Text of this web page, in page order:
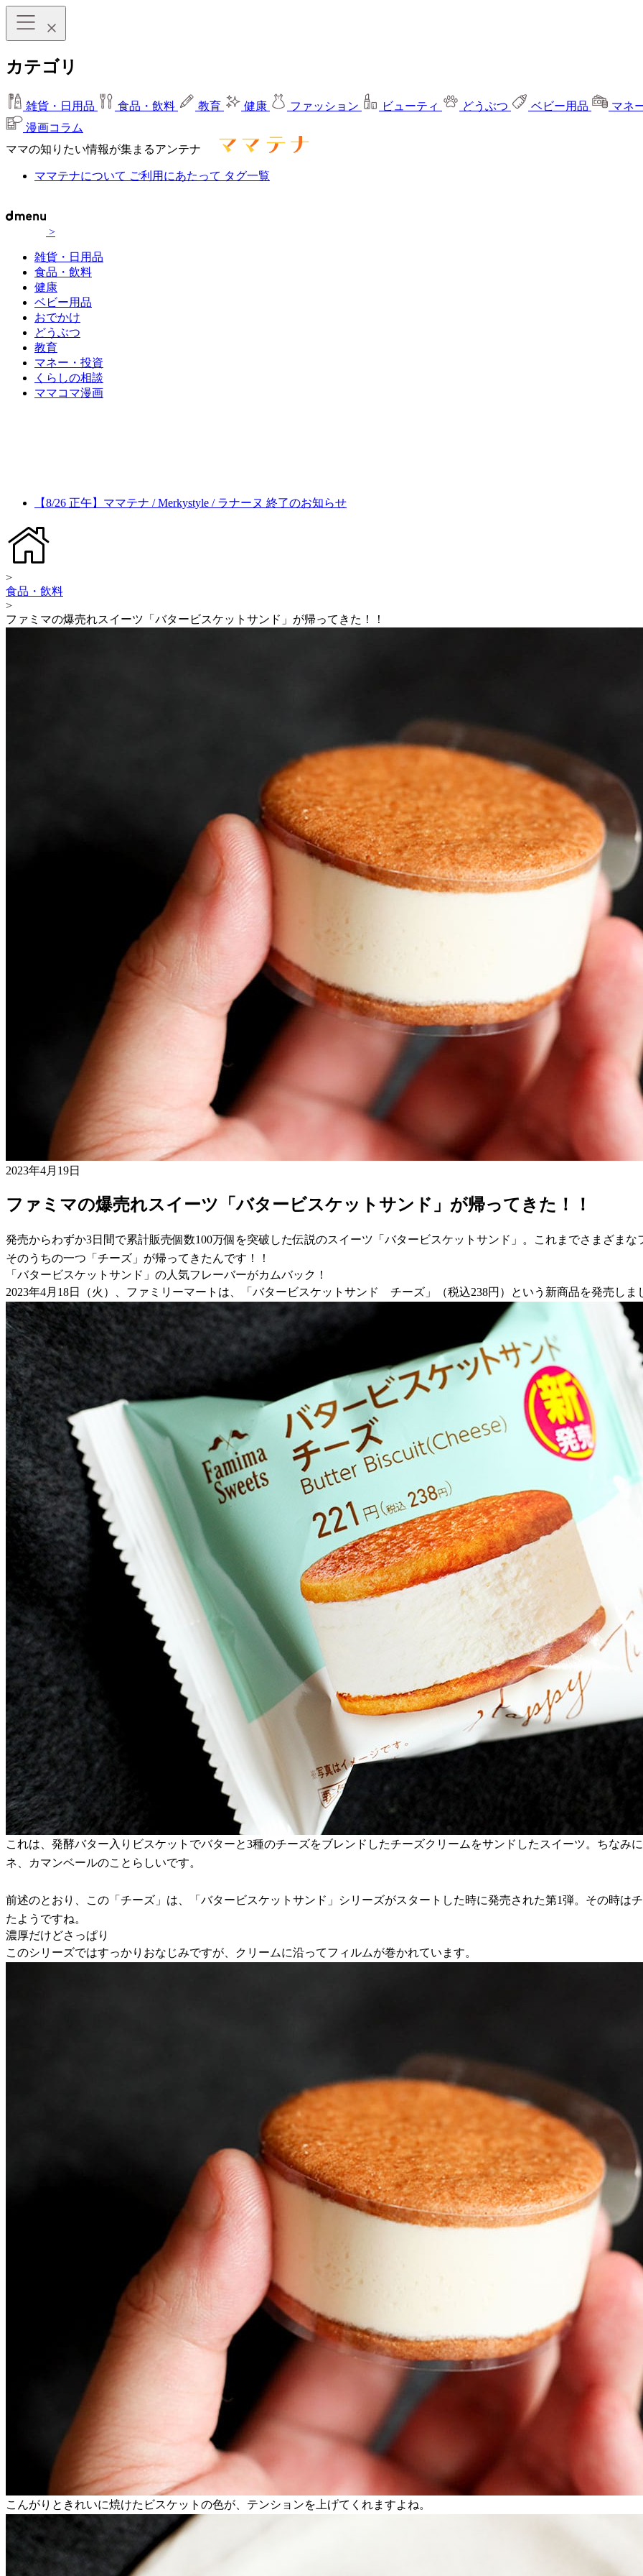
カテゴリ
雑貨・日用品 食品・飲料 教育 健康 ファッション ビューティ どうぶつ ベビー用品
マネ
漫画コラム
ママの知りたい情報が集まるアンテナ
ママテナについて ご利用にあたって タグ一覧
>
雑貨・日用品
食品・飲料
健康
ベビー用品
おでかけ
どうぶつ
教育
マネー・投資
くらしの相談
ママコマ漫画
【8/26 正午】ママテナ / Merkystyle / ラナーヌ 終了のお知らせ
>
食品・飲料
>
ファミマの爆売れスイーツ「バタービスケットサンド」が帰ってきた！！
2023年4月19日
ファミマの爆売れスイーツ「バタービスケットサンド」が帰ってきた！！
発売からわずか3日間で累計販売個数100万個を突破した伝説のスイーツ「バタービスケットサンド」。これまでさまざま
そのうちの一つ「チーズ」が帰ってきたんです！！
「バタービスケットサンド」の人気フレーバーがカムバック！
2023年4月18日（火）、ファミリーマートは、「バタービスケットサンド チーズ」（税込238円）という新商品を発売しま
これは、発酵バター入りビスケットでバターと3種のチーズをブレンドしたチーズクリームをサンドしたスイーツ。ちなみ
ネ、カマンベールのことらしいです。
前述のとおり、この「チーズ」は、「バタービスケットサンド」シリーズがスタートした時に発売された第1弾。その時は
たようですね。
濃厚だけどさっぱり
このシリーズではすっかりおなじみですが、クリームに沿ってフィルムが巻かれています。
こんがりときれいに焼けたビスケットの色が、テンションを上げてくれますよね。